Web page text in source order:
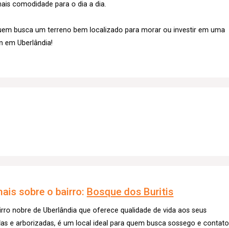
comodidade para o dia a dia.
busca um terreno bem localizado para morar ou investir em uma
em Uberlândia!
sobre o bairro: Bosque dos Buritis
nobre de Uberlândia que oferece qualidade de vida aos seus
e arborizadas, é um local ideal para quem busca sossego e contato